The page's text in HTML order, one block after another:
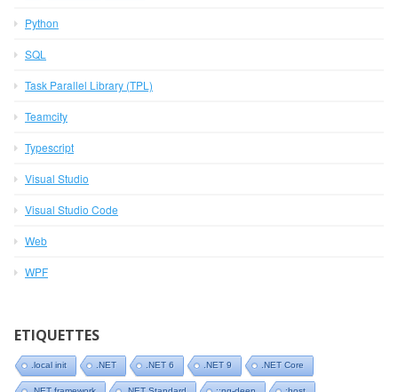
Python
SQL
Task Parallel Library (TPL)
Teamcity
Typescript
Visual Studio
Visual Studio Code
Web
WPF
ETIQUETTES
.local init .NET .NET 6 .NET 9 .NET Core